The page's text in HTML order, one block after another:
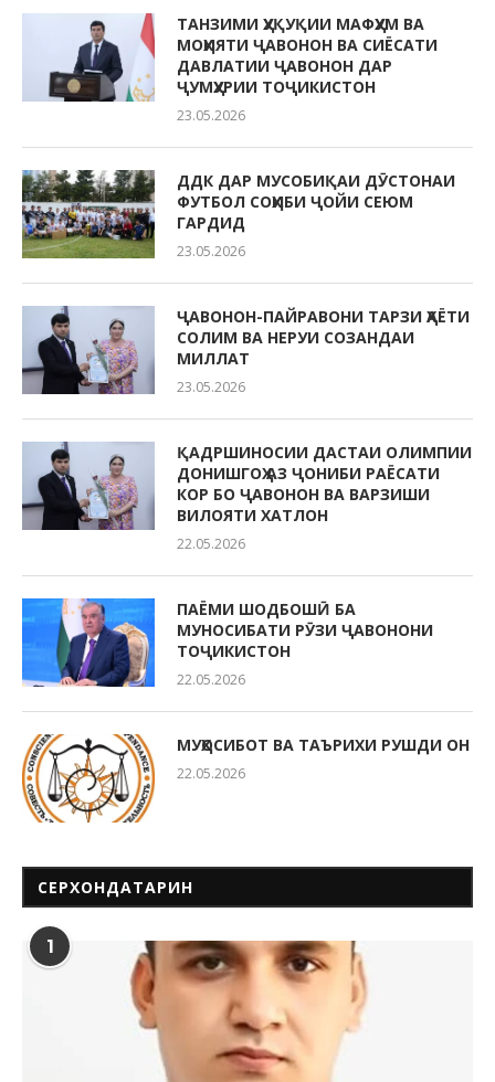
ТАНЗИМИ ҲУҚУҚИИ МАФҲУМ ВА
МОҲИЯТИ ҶАВОНОН ВА СИЁСАТИ
ДАВЛАТИИ ҶАВОНОН ДАР
ҶУМҲУРИИ ТОҶИКИСТОН
23.05.2026
ДДК ДАР МУСОБИҚАИ ДӮСТОНАИ
ФУТБОЛ СОҲИБИ ҶОЙИ СЕЮМ
ГАРДИД
23.05.2026
ҶАВОНОН-ПАЙРАВОНИ ТАРЗИ ҲАЁТИ
СОЛИМ ВА НЕРУИ СОЗАНДАИ
МИЛЛАТ
23.05.2026
ҚАДРШИНОСИИ ДАСТАИ ОЛИМПИИ
ДОНИШГОҲ АЗ ҶОНИБИ РАЁСАТИ
КОР БО ҶАВОНОН ВА ВАРЗИШИ
ВИЛОЯТИ ХАТЛОН
22.05.2026
ПАЁМИ ШОДБОШӢ БА
МУНОСИБАТИ РӮЗИ ҶАВОНОНИ
ТОҶИКИСТОН
22.05.2026
МУҲОСИБОТ ВА ТАЪРИХИ РУШДИ ОН
22.05.2026
СЕРХОНДАТАРИН
1